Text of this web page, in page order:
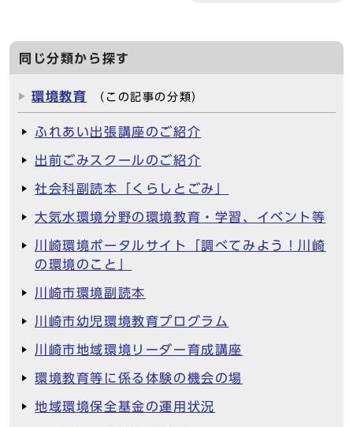
同じ分類から探す
環境教育 （この記事の分類）
ふれあい出張講座のご紹介
出前ごみスクールのご紹介
社会科副読本「くらしとごみ」
大気水環境分野の環境教育・学習、イベント等
川崎環境ポータルサイト「調べてみよう！川崎
の環境のこと」
川崎市環境副読本
川崎市幼児環境教育プログラム
川崎市地域環境リーダー育成講座
環境教育等に係る体験の機会の場
地域環境保全基金の運用状況